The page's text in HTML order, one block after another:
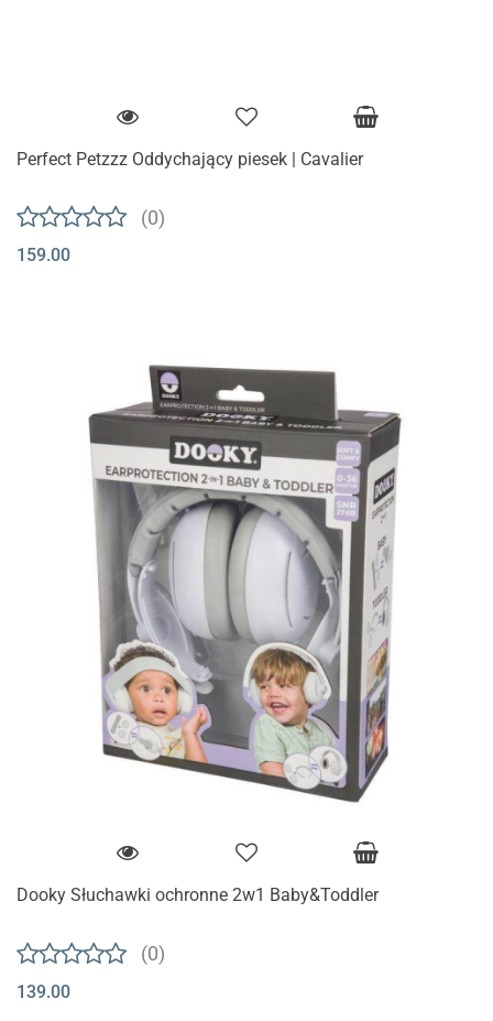
Perfect Petzzz Oddychający piesek | Cavalier
(0)
159.00
Dooky Słuchawki ochronne 2w1 Baby&Toddler
(0)
139.00